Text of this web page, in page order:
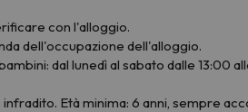
con l'alloggio.
dell'occupazione dell'alloggio.
dal lunedì al sabato dalle 13:00
Età minima: 6 anni, sempre